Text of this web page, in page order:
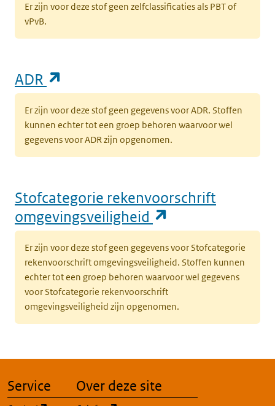
Er zijn voor deze stof geen zelfclassificaties als PBT of
vPvB.
ADR
Er zijn voor deze stof geen gegevens voor ADR. Stoffen
kunnen echter tot een groep behoren waarvoor wel
gegevens voor ADR zijn opgenomen.
Stofcategorie rekenvoorschrift
omgevingsveiligheid
Er zijn voor deze stof geen gegevens voor Stofcategorie
rekenvoorschrift omgevingsveiligheid. Stoffen kunnen
echter tot een groep behoren waarvoor wel gegevens
voor Stofcategorie rekenvoorschrift
omgevingsveiligheid zijn opgenomen.
Service Over deze site